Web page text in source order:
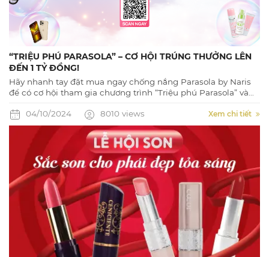
“TRIỆU PHÚ PARASOLA” – CƠ HỘI TRÚNG THƯỞNG LÊN
ĐẾN 1 TỶ ĐỒNG!
Hãy nhanh tay đặt mua ngay chống nắng Parasola by Naris
để có cơ hội tham gia chương trình “Triệu phú Parasola” và
04/10/2024
8010 views Xem chi tiết